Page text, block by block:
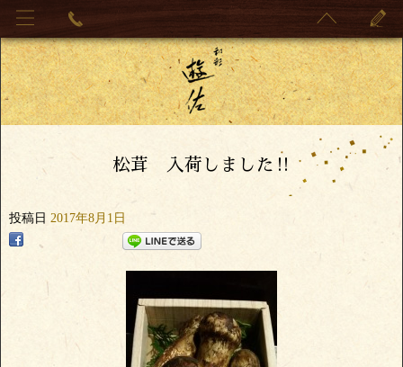
松茸 入荷しました‼
投稿日 2017年8月1日